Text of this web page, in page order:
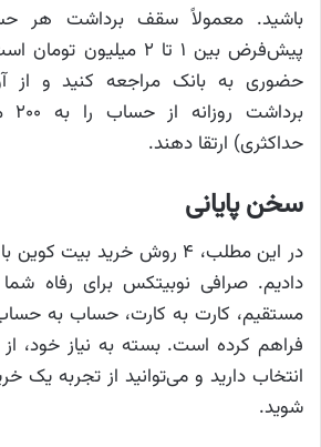
باشید. معمولاً سقف برداشت هر
پیش‌فرض بین ۱ تا ۲
حضوری به بانک مراجعه کنید و از
حداکثری) ارتقا دهند.
سخن پایانی
در این مطلب، ۴ روش خرید بیت
دادیم. صرافی نوبیتکس برای رفاه شما
مستقیم، کارت به کارت، حساب به حساب
فراهم کرده است. بسته به نیاز خود،
انتخاب دارید و می‌توانید از تجربه یک
شوید.